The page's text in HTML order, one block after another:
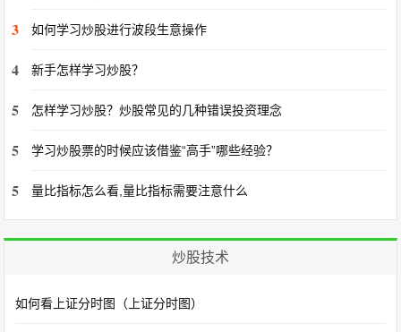
3 如何学习炒股进行波段生意操作
4 新手怎样学习炒股？
5 怎样学习炒股？炒股常见的几种错误投资理念
5 学习炒股票的时候应该借鉴“高手”哪些经验？
5 量比指标怎么看,量比指标需要注意什么
炒股技术
如何看上证分时图（上证分时图）